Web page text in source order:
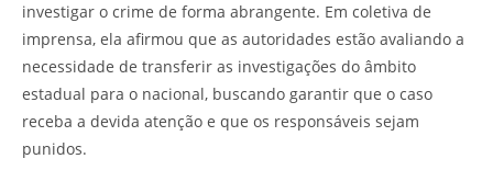
investigar o crime de forma abrangente. Em coletiva de
imprensa, ela afirmou que as autoridades estão avaliando a
necessidade de transferir as investigações do âmbito
estadual para o nacional, buscando garantir que o caso
receba a devida atenção e que os responsáveis sejam
punidos.